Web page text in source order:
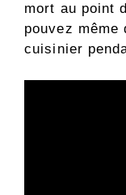
mort au point
pouvez même
cuisinier